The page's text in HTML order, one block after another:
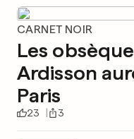
CARNET NOIR
Les
Ardisson
Paris
23 3